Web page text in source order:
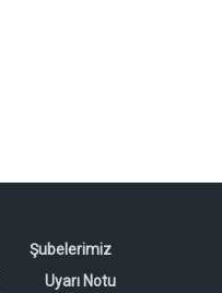
Şubelerimiz
Uyarı Notu